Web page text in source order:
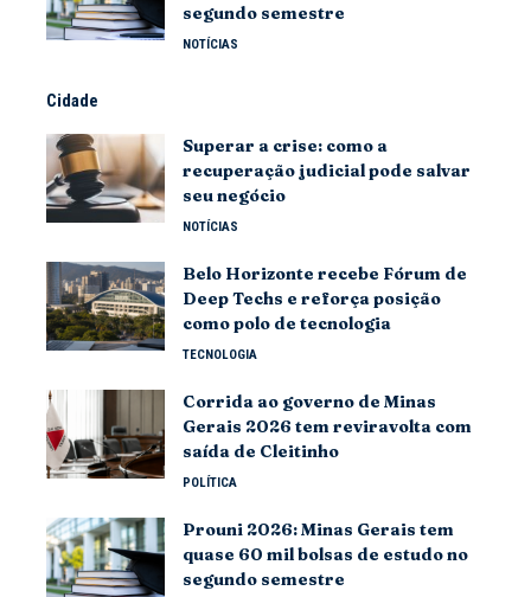
segundo semestre
NOTÍCIAS
Cidade
Superar a crise: como a
recuperação judicial pode salvar
seu negócio
NOTÍCIAS
Belo Horizonte recebe Fórum de
Deep Techs e reforça posição
como polo de tecnologia
TECNOLOGIA
Corrida ao governo de Minas
Gerais 2026 tem reviravolta com
saída de Cleitinho
POLÍTICA
Prouni 2026: Minas Gerais tem
quase 60 mil bolsas de estudo no
segundo semestre